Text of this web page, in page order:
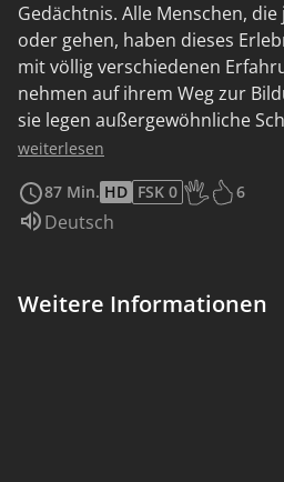
Gedächtnis. Alle Menschen,
oder gehen, haben dieses
mit völlig verschiedenen
nehmen auf ihrem Weg zur
sie legen außergewöhnliche
jedes Mal aufs Neue
weiterlesen
87 Min. HD FSK 0 6
Sprache:
Deutsch
Weitere Informationen